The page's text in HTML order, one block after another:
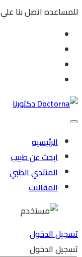
للمساعده اتصل بنا علي
الرئيسيه
ابحث عن طبيب
المنتدي الطبي
المقالات
تسجيل الدخول
تسجيل الدخول